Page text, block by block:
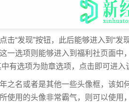
“发现”按钮，此后能够进入到“发
一选项则能够进入到福利社页面中
有选项为勋章选项，点击即可进入
之名或者是其他一些头像框，该如
使用的头像非常霸气，则可以使用